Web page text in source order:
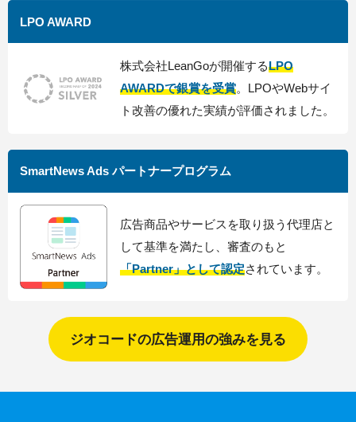
LPO AWARD
株式会社LeanGoが開催するLPO
AWARDで銀賞を受賞。LPOやWebサイ
ト改善の優れた実績が評価されました。
SmartNews Ads パートナープログラム
広告商品やサービスを取り扱う代理店と
して基準を満たし、審査のもと
「Partner」として認定されています。
ジオコードの広告運用の強みを見る